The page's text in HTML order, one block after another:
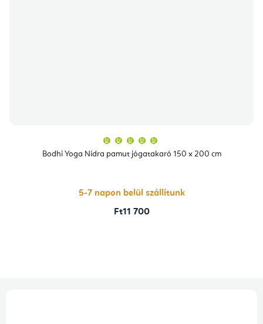
Bodhi Yoga Nidra pamut jógatakaró 150 x 200 cm
átlagos
értékelése
csillag.
5-7 napon belül szállítunk
Ft11 700